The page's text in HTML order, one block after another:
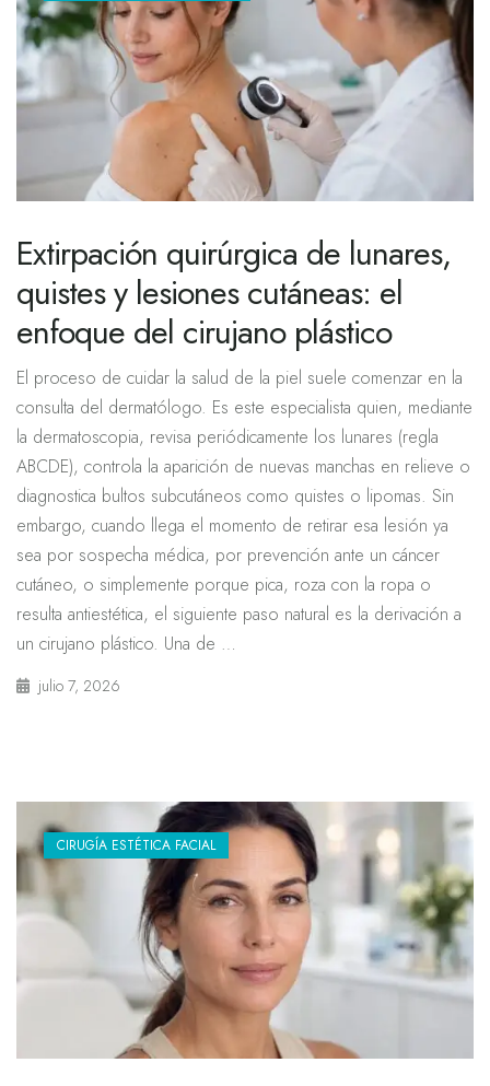
Extirpación quirúrgica de lunares,
quistes y lesiones cutáneas: el
enfoque del cirujano plástico
El proceso de cuidar la salud de la piel suele comenzar en la
consulta del dermatólogo. Es este especialista quien, mediante
la dermatoscopia, revisa periódicamente los lunares (regla
ABCDE), controla la aparición de nuevas manchas en relieve o
diagnostica bultos subcutáneos como quistes o lipomas. Sin
embargo, cuando llega el momento de retirar esa lesión ya
sea por sospecha médica, por prevención ante un cáncer
cutáneo, o simplemente porque pica, roza con la ropa o
resulta antiestética, el siguiente paso natural es la derivación a
un cirujano plástico. Una de …
julio 7, 2026
CIRUGÍA ESTÉTICA FACIAL